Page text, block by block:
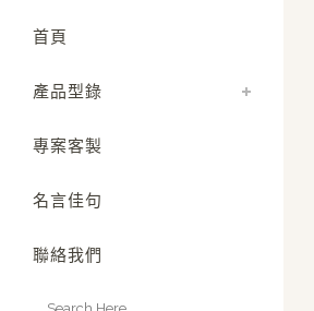
首頁
產品型錄
專案客製
名言佳句
聯絡我們